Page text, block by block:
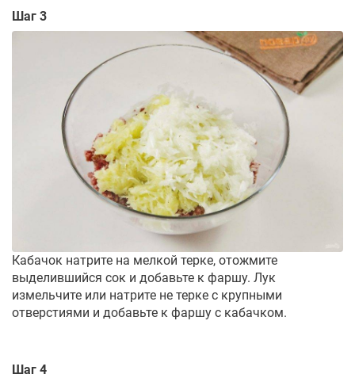
Шаг 3
Кабачок натрите на мелкой терке, отожмите
выделившийся сок и добавьте к фаршу. Лук
измельчите или натрите не терке с крупными
отверстиями и добавьте к фаршу с кабачком.
Шаг 4